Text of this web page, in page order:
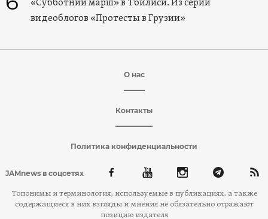
«Субботний марш» в Тбилиси. Из серии
видеоблогов «Протесты в Грузии»
О нас
Контакты
Политика конфиденциальности
JAMnews в соцсетях
Топонимы и терминология, используемые в публикациях, а также
содержащиеся в них взгляды и мнения не обязательно отражают
позицию издателя